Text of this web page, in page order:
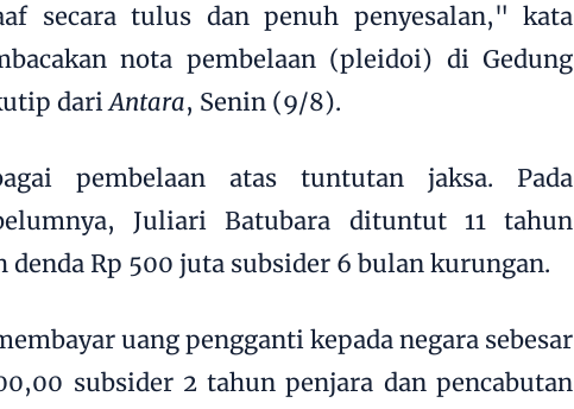
secara tulus dan penuh penyesalan," kata
nota pembelaan (pleidoi) di Gedung
dariAntara, Senin (9/8).
pembelaan atas tuntutan jaksa. Pada
Juliari Batubara dituntut 11 tahun
denda Rp 500 juta subsider 6 bulan kurungan.
uang pengganti kepada negara sebesar
subsider 2 tahun penjara dan pencabutan